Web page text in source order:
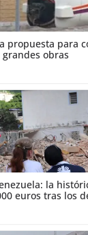
propuesta para
obras
la
euros tras los